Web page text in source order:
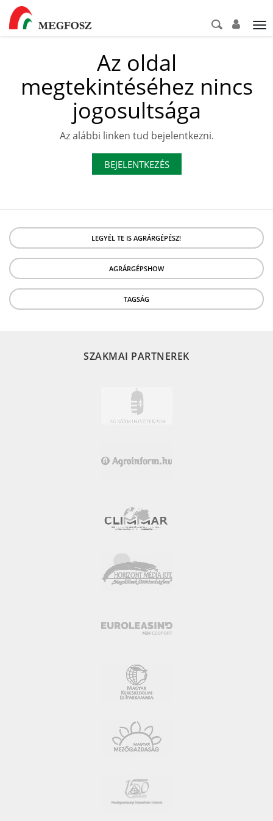
Az oldal
megtekintéséhez nincs
jogosultsága
Az alábbi linken tud bejelentkezni.
BEJELENTKEZÉS
LEGYÉL TE IS AGRÁRGÉPÉSZ!
AGRÁRGÉPSHOW
TAGSÁG
SZAKMAI PARTNEREK